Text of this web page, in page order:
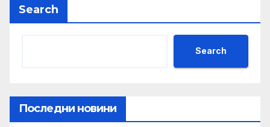
Search
Search
Последни новини